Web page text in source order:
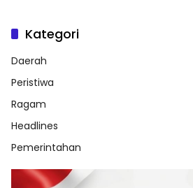
Kategori
Daerah
Peristiwa
Ragam
Headlines
Pemerintahan